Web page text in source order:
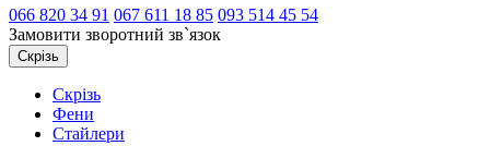
066 820 34 91 067 611 18 85 093 514 45 54
Замовити зворотний зв`язок
Скрізь
Скрізь
Фени
Стайлери